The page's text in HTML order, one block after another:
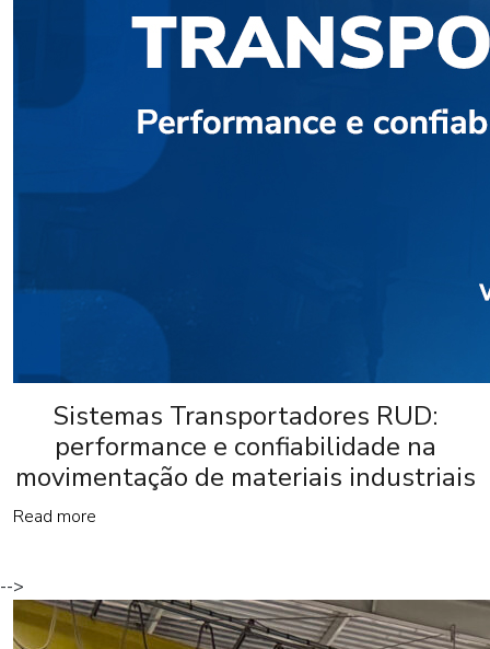
Sistemas Transportadores RUD:
performance e confiabilidade na
movimentação de materiais industriais
Read more
-->